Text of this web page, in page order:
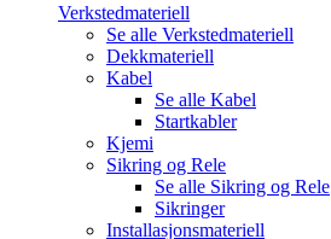
Verkstedmateriell
Se alle Verkstedmateriell
Dekkmateriell
Kabel
Se alle Kabel
Startkabler
Kjemi
Sikring og Rele
Se alle Sikring og Rele
Sikringer
Installasjonsmateriell